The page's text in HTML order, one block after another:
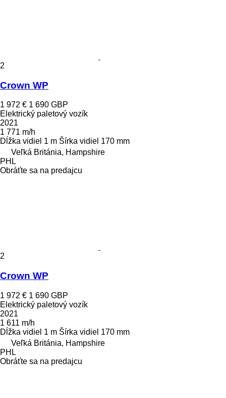
2
Crown WP
1 972 € 1 690 GBP
Elektrický paletový vozík
2021
1 771 m/h
Dĺžka vidiel 1 m Šírka vidiel 170 mm
Veľká Británia, Hampshire
PHL
Obráťte sa na predajcu
2
Crown WP
1 972 € 1 690 GBP
Elektrický paletový vozík
2021
1 611 m/h
Dĺžka vidiel 1 m Šírka vidiel 170 mm
Veľká Británia, Hampshire
PHL
Obráťte sa na predajcu